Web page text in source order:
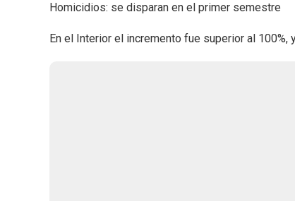
Homicidios: se disparan en el primer semestre
En el Interior el incremento fue superior al 100%,